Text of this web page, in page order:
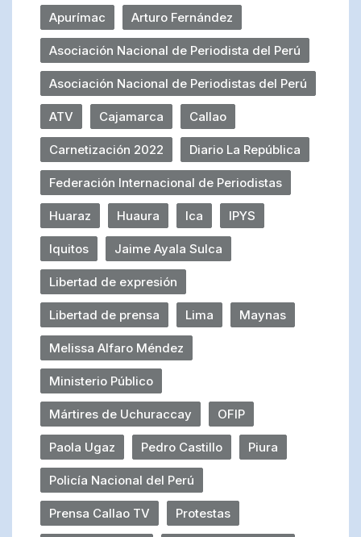
Apurímac Arturo Fernández
Asociación Nacional de Periodista del Perú
Asociación Nacional de Periodistas del Perú
ATV Cajamarca Callao
Carnetización 2022 Diario La República
Federación Internacional de Periodistas
Huaraz Huaura Ica IPYS
Iquitos Jaime Ayala Sulca
Libertad de expresión
Libertad de prensa Lima Maynas
Melissa Alfaro Méndez
Ministerio Público
Mártires de Uchuraccay OFIP
Paola Ugaz Pedro Castillo Piura
Policía Nacional del Perú
Prensa Callao TV Protestas